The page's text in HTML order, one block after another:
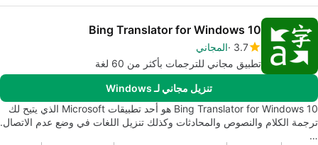
Bing Translator for Windows 10
3.7 المجاني
تطبيق مجاني للترجمات بأكثر من 60 لغة
تنزيل مجاني لـ Windows
Bing Translator for Windows 10 هو أحد تطبيقات Microsoft الذي يتيح لك
ترجمة الكلام والنصوص والمحادثات وكذلك تنزيل اللغات في وضع عدم الاتصال.
…